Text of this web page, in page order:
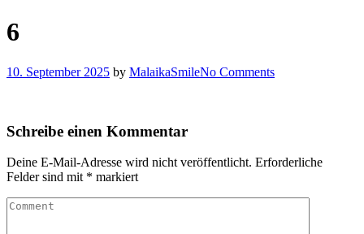
6
10. September 2025 by MalaikaSmileNo Comments
Schreibe einen Kommentar
Deine E-Mail-Adresse wird nicht veröffentlicht. Erforderliche
Felder sind mit * markiert